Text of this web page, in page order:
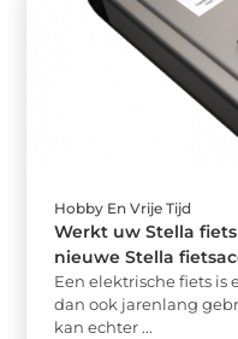
Hobby En Vrije Tijd
Werkt uw Stella
nieuwe Stella
Een elektrische fiets is
dan ook jarenlang
kan echter ...